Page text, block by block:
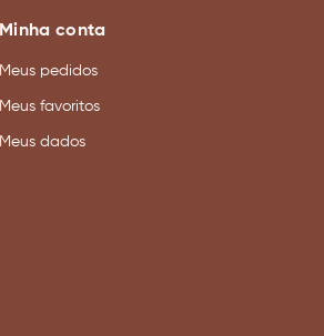
Minha conta
Meus pedidos
Meus favoritos
Meus dados